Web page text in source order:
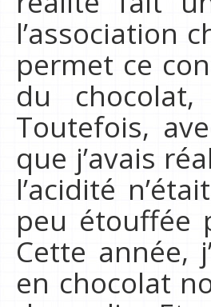
l’association
permet ce
du
Toutefois,
que j’avais
l’acidité
peu étouffée
Cette année,
en chocolat